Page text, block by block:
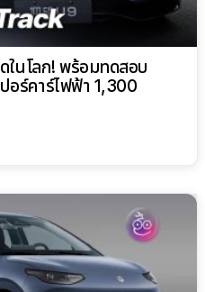
ในโลก! พร้อมทดสอบ
อร์คาร์ไฟฟ้า 1,300